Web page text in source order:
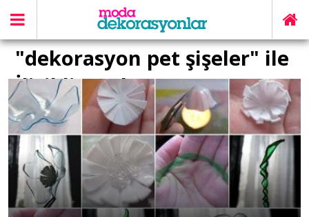
"dekorasyon pet şişeler" ile
İlişikli yazılar